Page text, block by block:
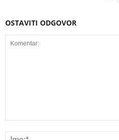
OSTAVITI ODGOVOR